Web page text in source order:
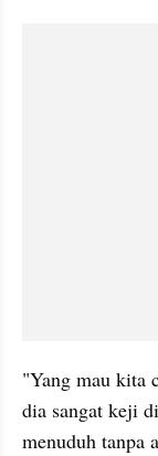
"Yang mau kita
dia sangat keji
menuduh tanpa